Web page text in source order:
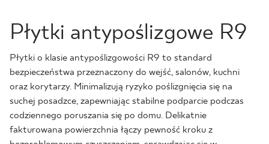
Płytki antypoślizgowe R9
Płytki o klasie antypoślizgowości R9 to standard
bezpieczeństwa przeznaczony do wejść, salonów, kuchni
oraz korytarzy. Minimalizują ryzyko poślizgnięcia się na
suchej posadzce, zapewniając stabilne podparcie podczas
codziennego poruszania się po domu. Delikatnie
fakturowana powierzchnia łączy pewność kroku z